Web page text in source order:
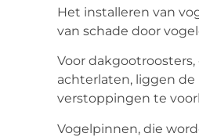
Het installeren van
van schade door
Voor
achterlaten, liggen
verstoppingen te
Vogelpinnen, die